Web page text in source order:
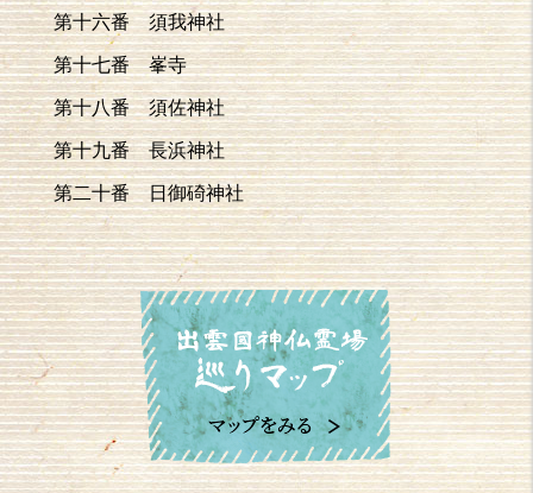
第十六番 須我神社
第十七番 峯寺
第十八番 須佐神社
第十九番 長浜神社
第二十番 日御碕神社